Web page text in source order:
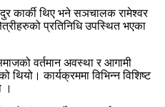
कार्की थिए भने सञचालक रामेश्वर
प्रतिनिधि उपस्थित भएका
वर्तमान अवस्था र आगामी
कार्यक्रममा विभिन्न विशिष्ट
।